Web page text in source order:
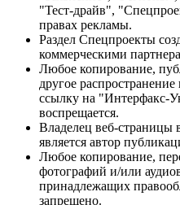
"Тест-драйв",
правах рекламы.
Раздел Спецпроекты
коммерческими
Любое копирование,
другое
ссылку на "Интерфакс-
воспрещается.
Владелец веб-страницы
является автор
Любое копирование,
фотографий и/или
принадлежащих
запрещено.